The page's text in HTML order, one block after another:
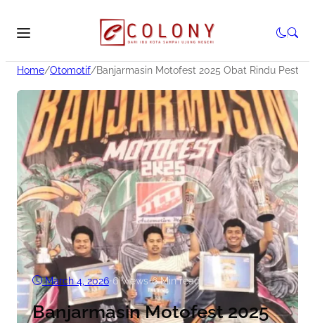
Home/Otomotif/Banjarmasin Motofest 2025 Obat Rindu Pesta
March 4, 2026•6Views•6 Min read
Banjarmasin Motofest 2025